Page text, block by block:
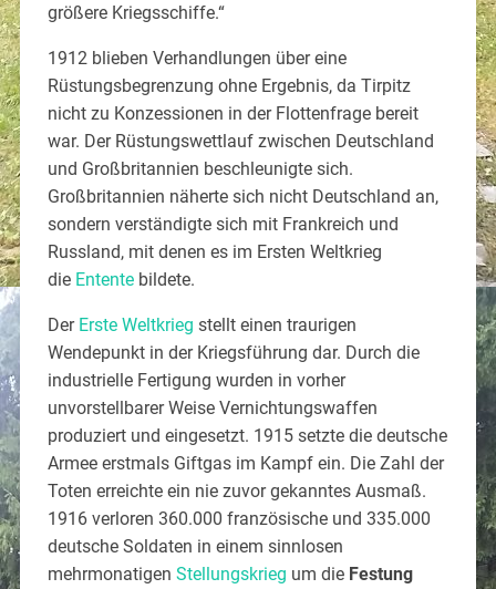
größere Kriegsschiffe.“
1912 blieben Verhandlungen über eine
Rüstungsbegrenzung ohne Ergebnis, da Tirpitz
nicht zu Konzessionen in der Flottenfrage bereit
war. Der Rüstungswettlauf zwischen Deutschland
und Großbritannien beschleunigte sich.
Großbritannien näherte sich nicht Deutschland an,
sondern verständigte sich mit Frankreich und
Russland, mit denen es im Ersten Weltkrieg
die Ententebildete.
Der Erste Weltkrieg stellt einen traurigen
Wendepunkt in der Kriegsführung dar. Durch die
industrielle Fertigung wurden in vorher
unvorstellbarer Weise Vernichtungswaffen
produziert und eingesetzt. 1915 setzte die deutsche
Armee erstmals Giftgas im Kampf ein. Die Zahl der
Toten erreichte ein nie zuvor gekanntes Ausmaß.
1916 verloren 360.000 französische und 335.000
deutsche Soldaten in einem sinnlosen
mehrmonatigen Stellungskrieg um die Festung